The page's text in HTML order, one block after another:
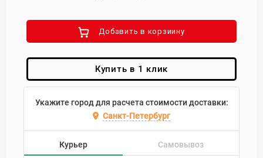
Добавить в корзиину
Купить в 1 клик
Укажите город для расчета стоимости доставки:
Санкт-Петербург
Курьер Самовывоз